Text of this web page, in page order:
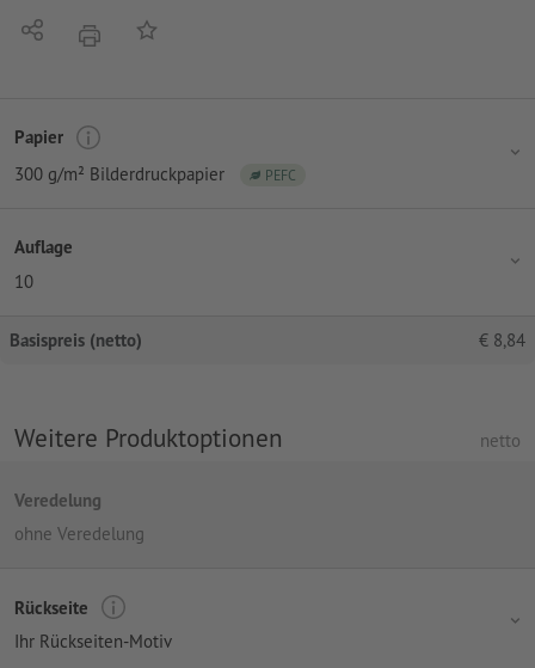
Teilen DruckenAuf die Merkliste
Papier
300 g/m² Bilderdruckpapier
PEFC
Auflage
10
Basispreis (netto) € 8,84
Weitere Produktoptionen netto
Veredelung
ohne Veredelung
Rückseite
Ihr Rückseiten-Motiv